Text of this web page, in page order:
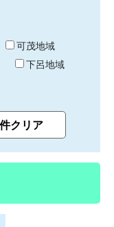
可茂地域
下呂地域